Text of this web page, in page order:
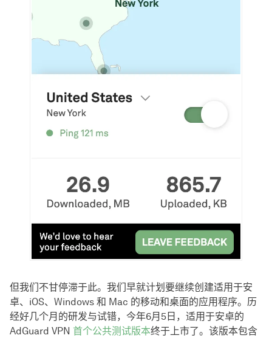
但我们不甘停滞于此。我们早就计划要继续创建适用于安
卓、iOS、Windows 和 Mac 的移动和桌面的应用程序。历
经好几个月的研发与试错，今年6月5日，适用于安卓的
AdGuard VPN 首个公共测试版本终于上市了。该版本包含